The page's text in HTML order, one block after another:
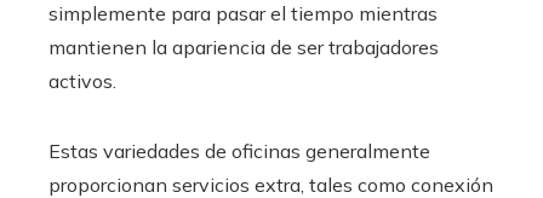
simplemente para pasar el tiempo mientras
mantienen la apariencia de ser trabajadores
activos.
Estas variedades de oficinas generalmente
proporcionan servicios extra, tales como conexión